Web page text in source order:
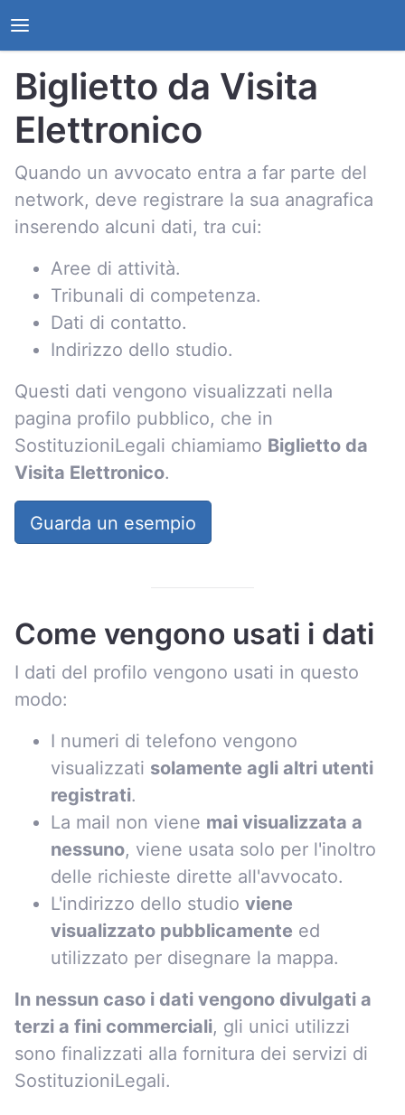
Biglietto da Visita
Elettronico
Quando un avvocato entra a far parte del
network, deve registrare la sua anagrafica
inserendo alcuni dati, tra cui:
Aree di attività.
Tribunali di competenza.
Dati di contatto.
Indirizzo dello studio.
Questi dati vengono visualizzati nella
pagina profilo pubblico, che in
SostituzioniLegali chiamiamo Biglietto da
Visita Elettronico.
Guarda un esempio
Come vengono usati i dati
I dati del profilo vengono usati in questo
modo:
I numeri di telefono vengono
visualizzati solamente agli altri utenti
registrati.
La mail non viene mai visualizzata a
nessuno, viene usata solo per l'inoltro
delle richieste dirette all'avvocato.
L'indirizzo dello studio viene
visualizzato pubblicamente ed
utilizzato per disegnare la mappa.
In nessun caso i dati vengono divulgati a
terzi a fini commerciali, gli unici utilizzi
sono finalizzati alla fornitura dei servizi di
SostituzioniLegali.